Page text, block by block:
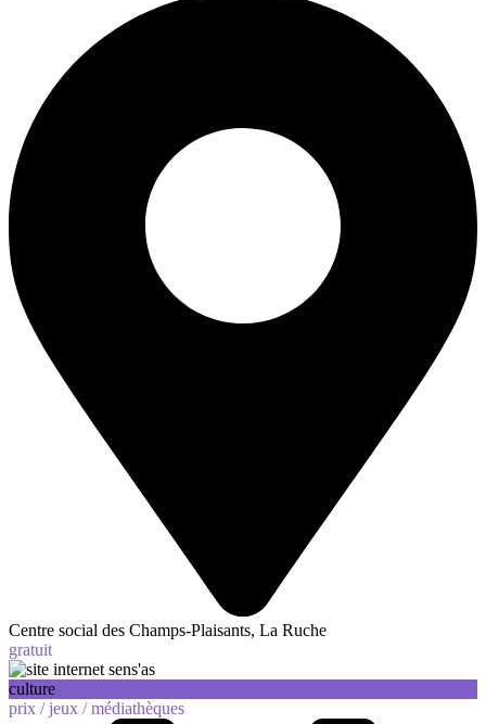
Centre social des Champs-Plaisants, La Ruche
gratuit
culture
prix /jeux /médiathèques